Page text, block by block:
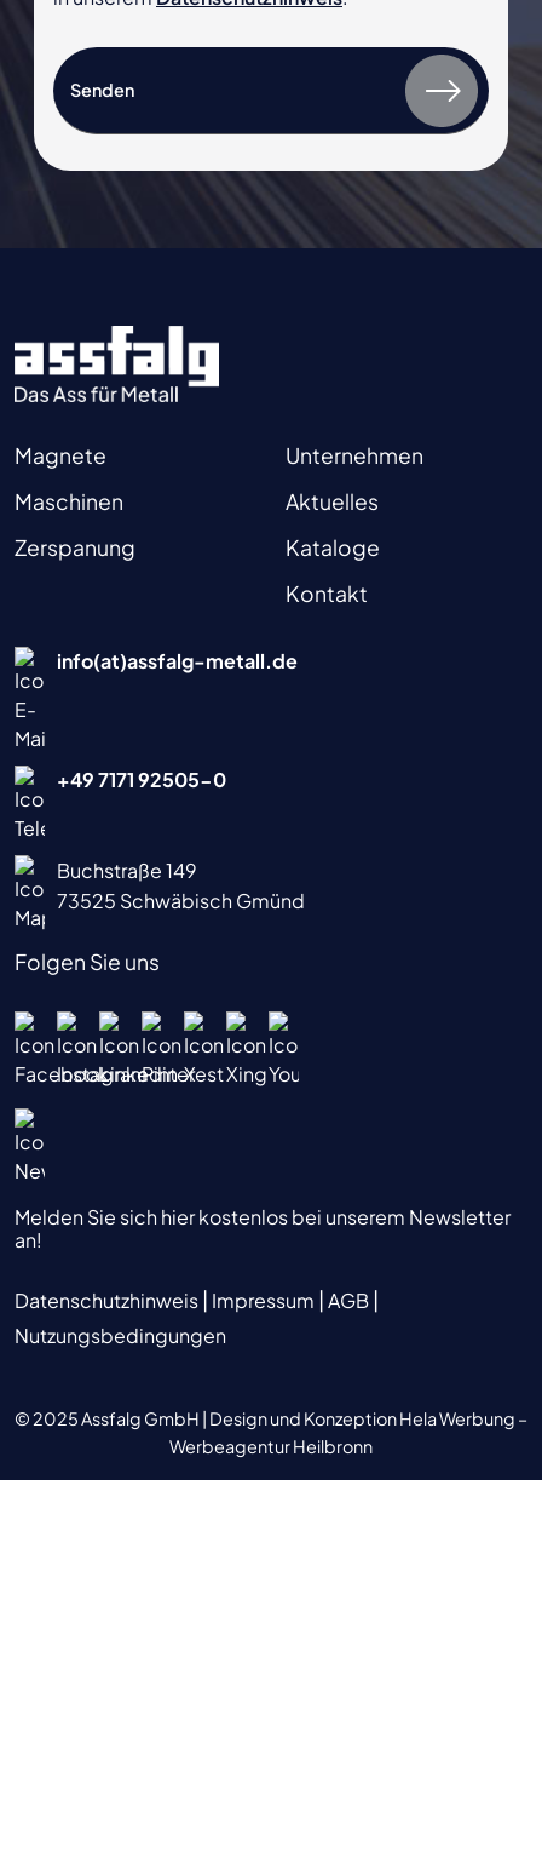
Magnete
Maschinen
Zerspanung
Unternehmen
Aktuelles
Kataloge
Kontakt
info(at)assfalg-metall.de
+49 7171 92505-0
Buchstraße 149
73525 Schwäbisch Gmünd
Folgen Sie uns
Melden Sie sich hier kostenlos bei unserem Newsletter
an!
Datenschutzhinweis | Impressum | AGB |
Nutzungsbedingungen
© 2025 Assfalg GmbH | Design und Konzeption Hela Werbung –
Werbeagentur Heilbronn